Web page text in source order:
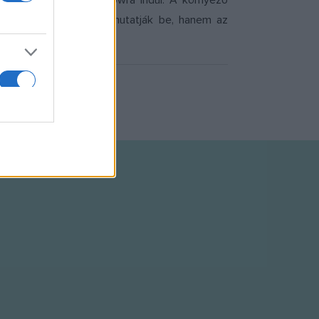
nemcsak a műsort mutatják be, hanem az